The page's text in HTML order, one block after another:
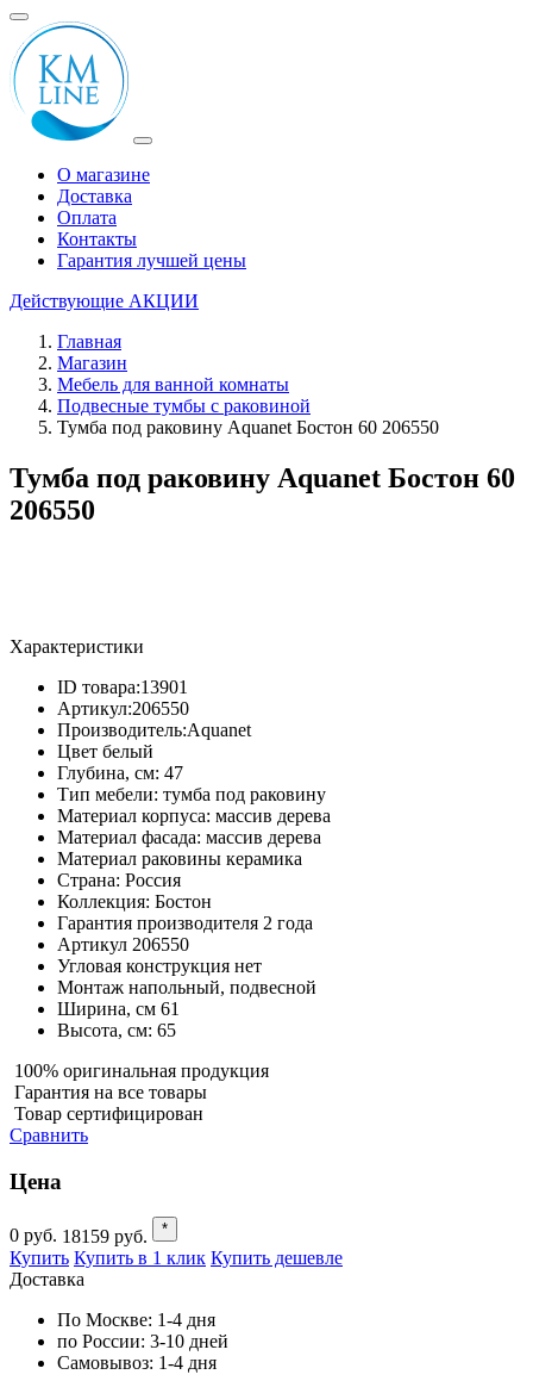
О магазине
Доставка
Оплата
Контакты
Гарантия лучшей цены
Действующие АКЦИИ
Главная
Магазин
Мебель для ванной комнаты
Подвесные тумбы с раковиной
Тумба под раковину Aquanet Бостон 60 206550
Тумба под раковину Aquanet Бостон 60
206550
Характеристики
ID товара:13901
Артикул:206550
Производитель:Aquanet
Цвет белый
Глубина, см: 47
Тип мебели: тумба под раковину
Материал корпуса: массив дерева
Материал фасада: массив дерева
Материал раковины керамика
Страна: Россия
Коллекция: Бостон
Гарантия производителя 2 года
Артикул 206550
Угловая конструкция нет
Монтаж напольный, подвесной
Ширина, см 61
Высота, см: 65
100% оригинальная продукция
Гарантия на все товары
Товар сертифицирован
Сравнить
Цена
0 руб. 18159 руб. *
Купить Купить в 1 клик Купить дешевле
Доставка
По Москве: 1-4 дня
по России: 3-10 дней
Самовывоз: 1-4 дня